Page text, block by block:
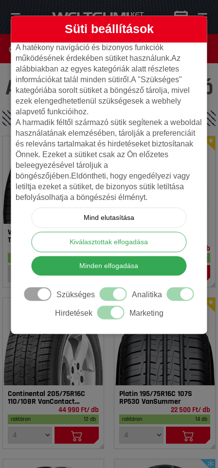
Az oldal nem található
SPECIÁLIS AJÁNLATOK
Vredestein 195/65R15 91T T-
TRAC 2 DOT23
17 db
Rotalla 195/65R15 91V RH02
14 990 Ft/ db
raktáron
Continental 205/75R16C
110/108R VanContact
44 990 Ft/ db
raktáron 12 db
Platin 195/75R16C 107S
RP530 VanSummer
22 500 Ft/ db
raktáron 14 db
Süti beállítások
A hatékony navigáció és bizonyos funkciók
működésének érdekében sütiket használunk.Az
alábbiakban az egyes kategóriák alatt részletes
információkat talál minden sütiről.A "Szükséges"
kategóriába sorolt sütiket a böngésző tárolja, mivel
ezek elengedhetetlenül szükségesek a webhely
alapvető funkcióihoz.
A harmadik féltől származó sütik segítenek a weboldal
használatának elemzésében, tárolják a preferenciáit
és releváns tartalmakat és hirdetéseket biztosítanak
Önnek. Ezeket a sütiket csak az Ön előzetes
beleegyezésével tároljuk a
böngészőjében.Eldöntheti, hogy engedélyezi vagy
letiltja ezeket a sütiket, de bizonyos sütik letiltása
befolyásolhatja a böngészési élményt.
Mind elutasítása
Kiválasztottak elfogadása
Minden elfogadása
Szükséges Analitika
Hirdetések Marketing